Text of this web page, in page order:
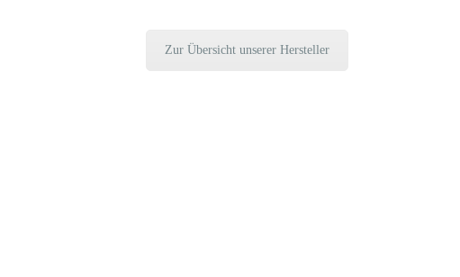
Zur Übersicht unserer Hersteller